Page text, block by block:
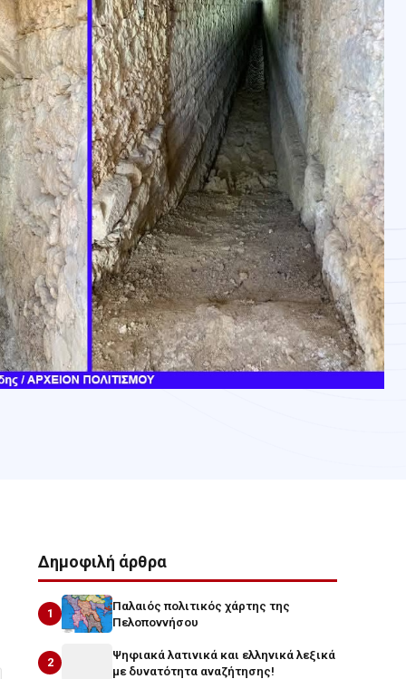
Δημοφιλή άρθρα
1
Παλαιός πολιτικός χάρτης της
Πελοποννήσου
2
Ψηφιακά λατινικά και ελληνικά λεξικά
με δυνατότητα αναζήτησης!